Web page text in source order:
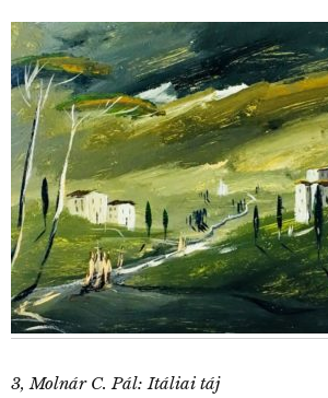
3, Molnár C. Pál: Itáliai táj